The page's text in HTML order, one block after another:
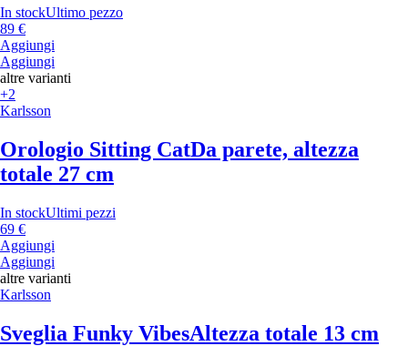
In stockUltimo pezzo
89 €
Aggiungi
Aggiungi
altre varianti
+2
Karlsson
Orologio Sitting CatDa parete, altezza
totale 27 cm
In stockUltimi pezzi
69 €
Aggiungi
Aggiungi
altre varianti
Karlsson
Sveglia Funky VibesAltezza totale 13 cm